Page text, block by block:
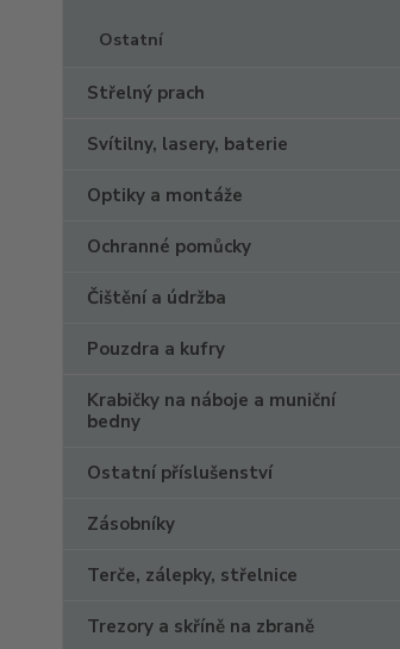
Ostatní
Střelný prach
Svítilny, lasery, baterie
Optiky a montáže
Ochranné pomůcky
Čištění a údržba
Pouzdra a kufry
Krabičky na náboje a muniční
bedny
Ostatní příslušenství
Zásobníky
Terče, zálepky, střelnice
Trezory a skříně na zbraně